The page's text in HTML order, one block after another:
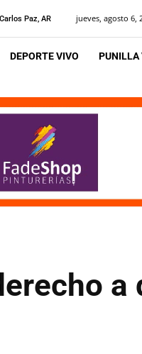
Paz, AR jueves, agosto 6,
DEPORTE VIVO PUNILLA
a